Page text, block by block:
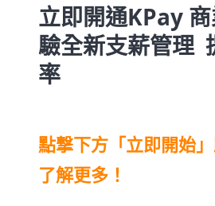
立即開通KPay
驗全新支薪管理
率
點撃下方「立即開始
了解更多！